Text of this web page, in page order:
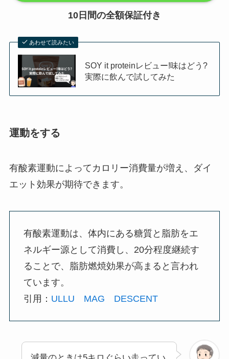
10日間の全額保証付き
あわせて読みたい
SOY it proteinレビュー!味はどう?
実際に飲んで試してみた
運動をする
有酸素運動によってカロリー消費量が増え、ダイ
エット効果が期待できます。
有酸素運動は、体内にある糖質と脂肪をエ
ネルギー源として消費し、20分程度継続す
ることで、脂肪燃焼効果が高まると言われ
ています。
引用： ULLU MAG DESCENT